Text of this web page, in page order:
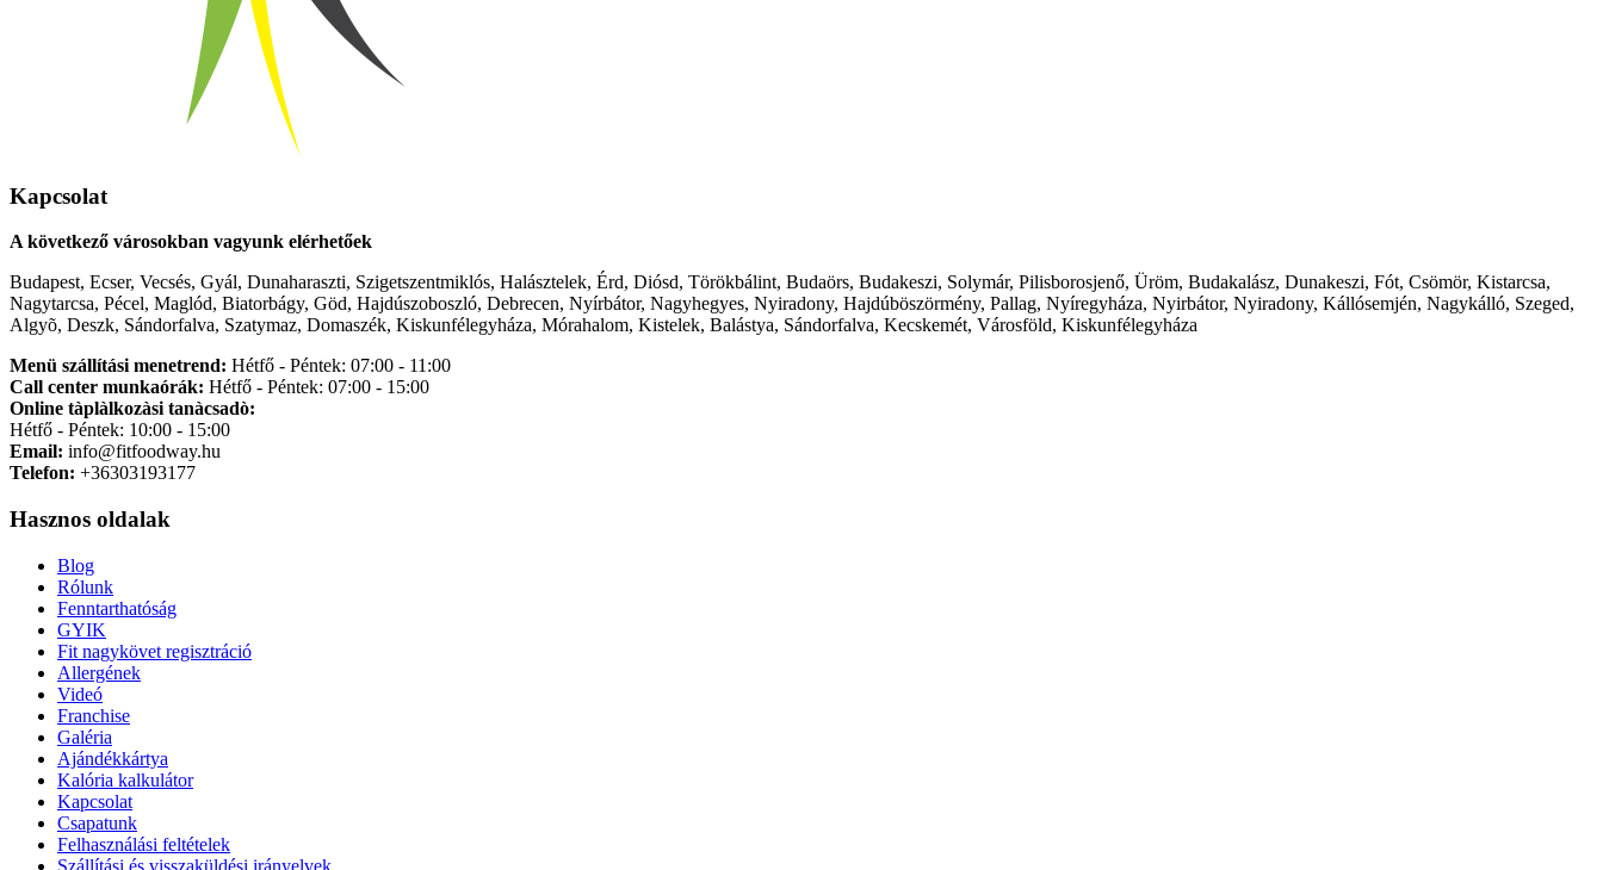
Kapcsolat
A következő városokban vagyunk elérhetőek
Budapest, Ecser, Vecsés, Gyál, Dunaharaszti, Szigetszentmiklós, Halásztelek, Érd, Diósd, Törökbálint, Budaörs, Budakeszi, Solymár, Pilisborosjenő, Üröm, Budakalász, Dunakeszi, Fót, Csömör, Kistarcsa,
Nagytarcsa, Pécel, Maglód, Biatorbágy, Göd, Hajdúszoboszló, Debrecen, Nyírbátor, Nagyhegyes, Nyiradony, Hajdúböszörmény, Pallag, Nyíregyháza, Nyirbátor, Nyiradony, Kállósemjén, Nagykálló, Szeged,
Algyõ, Deszk, Sándorfalva, Szatymaz, Domaszék, Kiskunfélegyháza, Mórahalom, Kistelek, Balástya, Sándorfalva, Kecskemét, Városföld, Kiskunfélegyháza
Menü szállítási menetrend: Hétfő - Péntek: 07:00 - 11:00
Call center munkaórák: Hétfő - Péntek: 07:00 - 15:00
Online tàplàlkozàsi tanàcsadò:
Hétfő - Péntek: 10:00 - 15:00
Email: info@fitfoodway.hu
Telefon: +36303193177
Hasznos oldalak
Blog
Rólunk
Fenntarthatóság
GYIK
Fit nagykövet regisztráció
Allergének
Videó
Franchise
Galéria
Ajándékkártya
Kalória kalkulátor
Kapcsolat
Csapatunk
Felhasználási feltételek
Szállítási és visszaküldési irányelvek